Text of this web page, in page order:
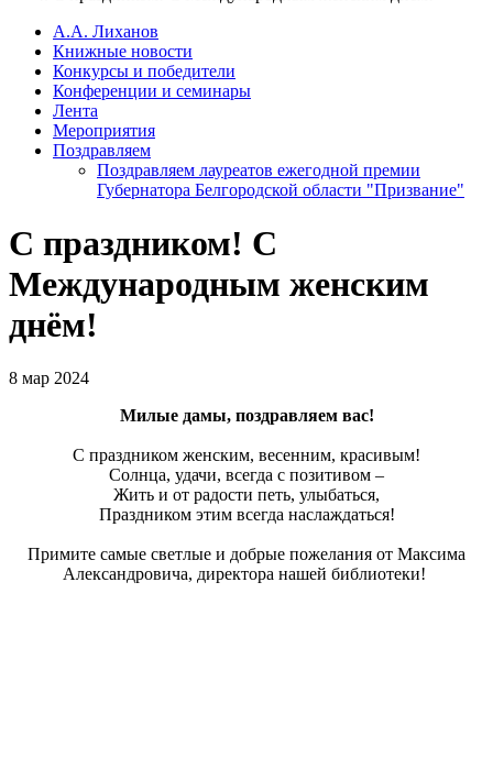
А.А. Лиханов
Книжные новости
Конкурсы и победители
Конференции и семинары
Лента
Мероприятия
Поздравляем
Поздравляем лауреатов ежегодной премии
Губернатора Белгородской области "Призвание"
С праздником! С
Международным женским
днём!
8 мар 2024
Милые дамы, поздравляем вас!
С праздником женским, весенним, красивым!
Солнца, удачи, всегда с позитивом –
Жить и от радости петь, улыбаться,
Праздником этим всегда наслаждаться!
Примите самые светлые и добрые пожелания от Максима
Александровича, директора нашей библиотеки!